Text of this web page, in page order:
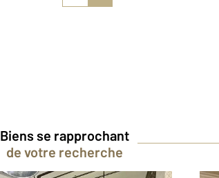
Biens se rapprochant
de votre recherche